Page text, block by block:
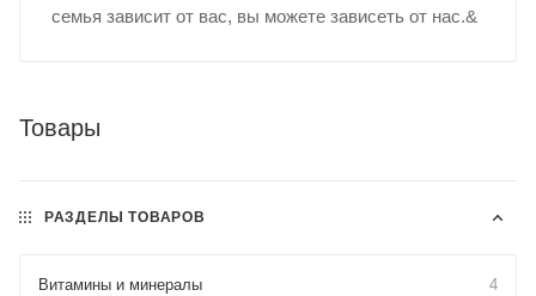
семья зависит от вас, вы можете зависеть от нас.&
Товары
РАЗДЕЛЫ ТОВАРОВ
Витамины и минералы 4